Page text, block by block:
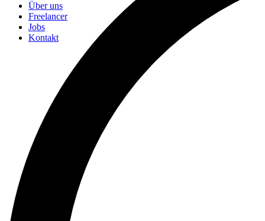
Über uns
Freelancer
Jobs
Kontakt